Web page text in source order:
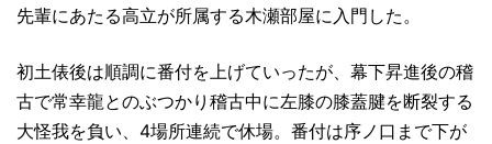
先輩にあたる高立が所属する木瀬部屋に入門した。
初土俵後は順調に番付を上げていったが、幕下昇進後の稽
古で常幸龍とのぶつかり稽古中に左膝の膝蓋腱を断裂する
大怪我を負い、4場所連続で休場。番付は序ノ口まで下が